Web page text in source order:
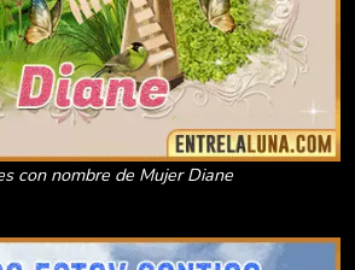
con nombre de Mujer Diane